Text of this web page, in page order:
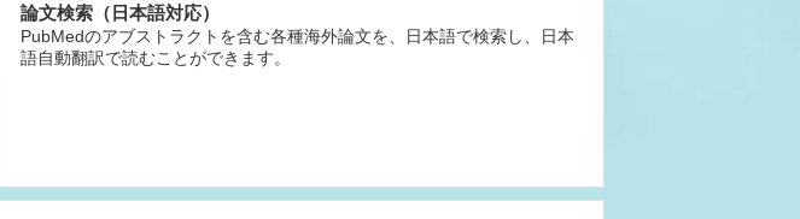
論文検索（日本語対応）
PubMedのアブストラクトを含む各種海外論文を、日本語で検索し、日本
語自動翻訳で読むことができます。